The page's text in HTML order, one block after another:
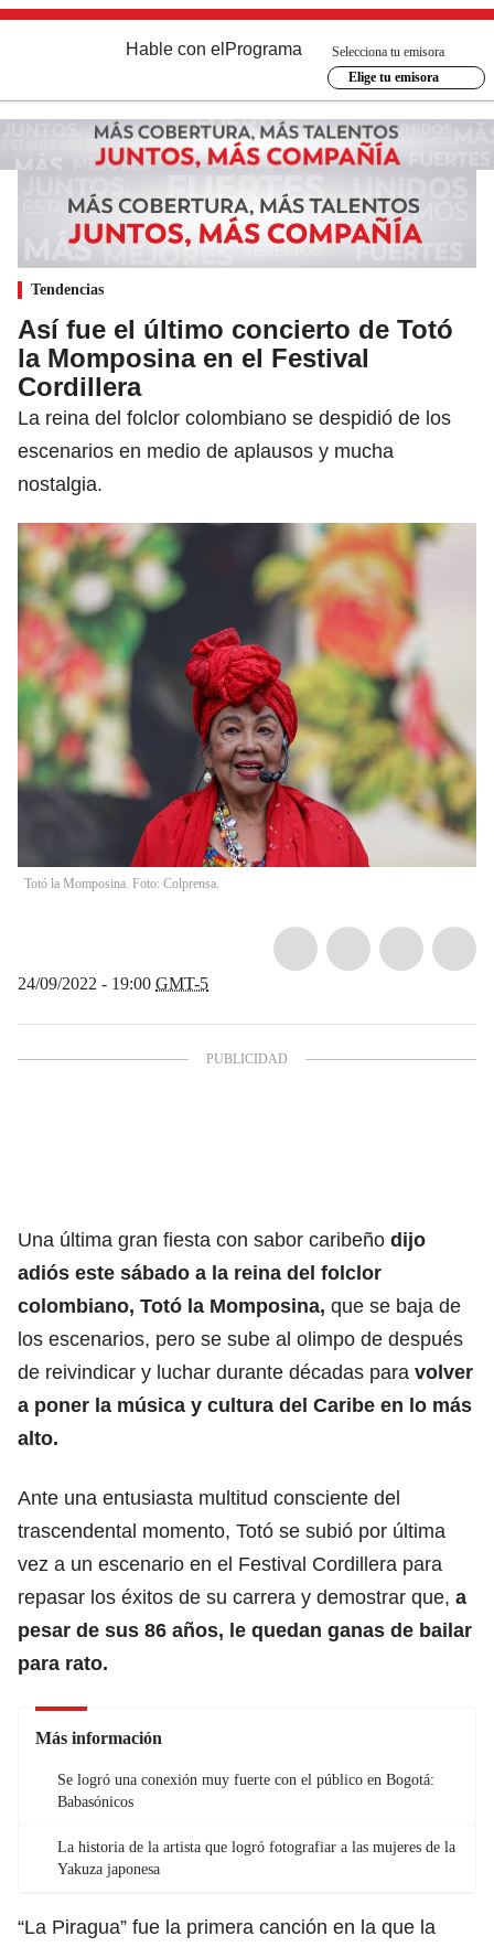
Hable con el Programa
Selecciona tu emisora
Elige tu emisora
Tendencias
Así fue el último concierto de Totó
la Momposina en el Festival
Cordillera
La reina del folclor colombiano se despidió de los
escenarios en medio de aplausos y mucha
nostalgia.
Totó la Momposina. Foto: Colprensa.
24/09/2022 - 19:00 GMT-5
Una última gran fiesta con sabor caribeño dijo
adiós este sábado a la reina del folclor
colombiano, Totó la Momposina, que se baja de
los escenarios, pero se sube al olimpo de después
de reivindicar y luchar durante décadas para volver
a poner la música y cultura del Caribe en lo más
alto.
Ante una entusiasta multitud consciente del
trascendental momento, Totó se subió por última
vez a un escenario en el Festival Cordillera para
repasar los éxitos de su carrera y demostrar que, a
pesar de sus 86 años, le quedan ganas de bailar
para rato.
Más información
Se logró una conexión muy fuerte con el público en Bogotá:
Babasónicos
La historia de la artista que logró fotografiar a las mujeres de la
Yakuza japonesa
“La Piragua” fue la primera canción en la que la